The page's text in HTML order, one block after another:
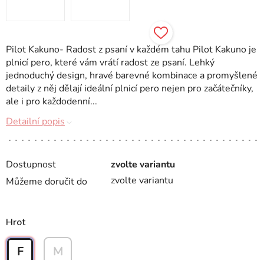
Dostupnost
zvolte variantu
Můžeme doručit do
zvolte variantu
Hrot
F M
Pilot Kakuno- Radost z psaní v každém tahu Pilot Kakuno je
plnicí pero, které vám vrátí radost ze psaní. Lehký
jednoduchý design, hravé barevné kombinace a promyšlené
detaily z něj dělají ideální plnicí pero nejen pro začátečníky,
ale i pro každodenní...
Detailní popis